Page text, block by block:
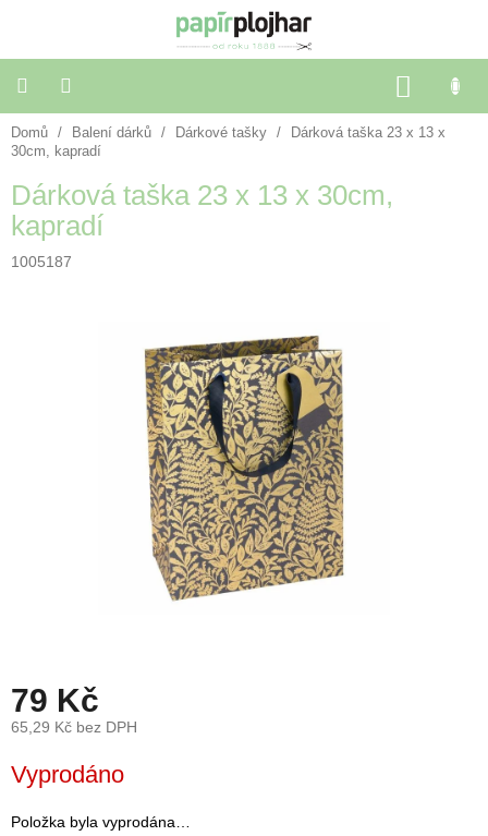
KOŠÍK
Balení
dárků
Dekorace
a
doplňky
Novinky
Prodejny
Přihlášení
Domů / Balení dárků / Dárkové tašky /
Dárková taška 23 x 13 x
30cm, kapradí
Dárková taška 23 x 13 x 30cm,
kapradí
1005187
79 Kč
65,29 Kč bez DPH
cena:
Vyprodáno
Položka byla vyprodána…